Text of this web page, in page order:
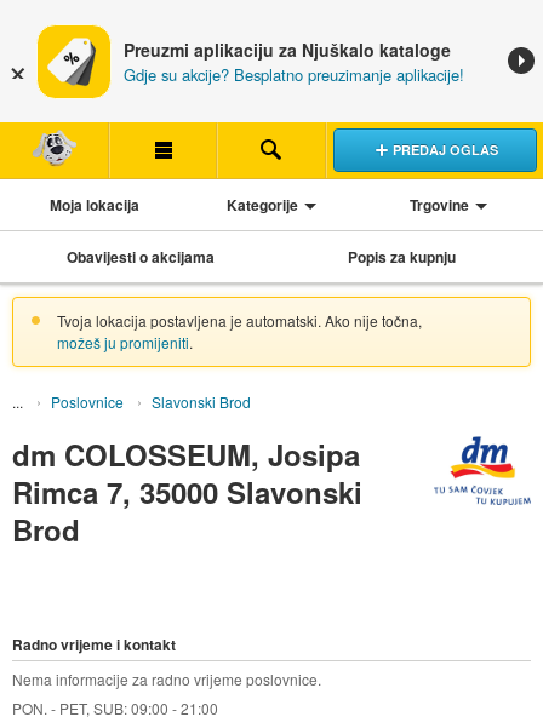
Preuzmi aplikaciju za Njuškalo kataloge
Gdje su akcije? Besplatno preuzimanje aplikacije!
PREDAJ OGLAS
Moja lokacija Kategorije Trgovine
Obavijesti o akcijama Popis za kupnju
Tvoja lokacija postavljena je automatski. Ako nije točna,
možeš ju promijeniti.
Poslovnice Slavonski Brod
dm COLOSSEUM, Josipa
Rimca 7, 35000 Slavonski
Brod
Radno vrijeme i kontakt
Nema informacije za radno vrijeme poslovnice.
PON. - PET, SUB: 09:00 - 21:00